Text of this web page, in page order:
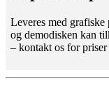
Leveres med
og demodisken kan
– kontakt os for